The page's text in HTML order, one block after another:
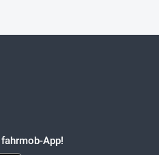
App!